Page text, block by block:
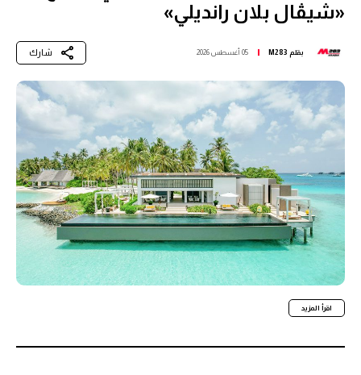
«شيڤال بلان رانديلي»
بقلم M283 05 أغسطس 2026 شارك
اقرأ المزيد